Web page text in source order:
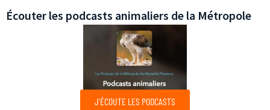
Écouter les podcasts animaliers de la Métropole
J'ÉCOUTE LES PODCASTS